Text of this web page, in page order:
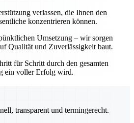
verlassen, die Ihnen den
konzentrieren können.
Umsetzung – wir sorgen
Qualität und Zuverlässigkeit baut.
für Schritt durch den gesamten
ein voller Erfolg wird.
transparent und termingerecht.